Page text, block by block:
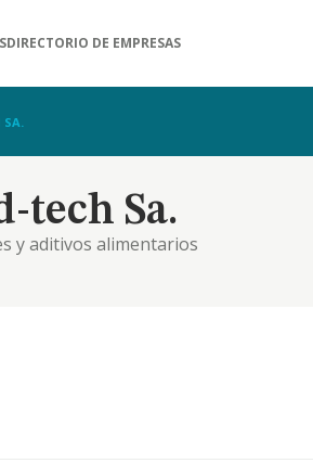
DIRECTORIO DE EMPRESAS
tech Sa.
y aditivos alimentarios